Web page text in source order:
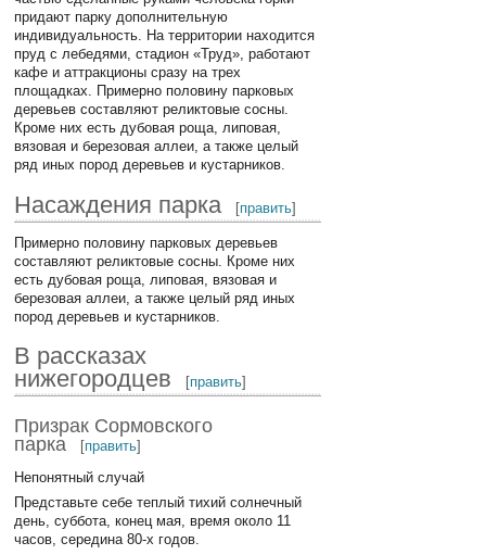
придают парку дополнительную
индивидуальность. На территории находится
пруд с лебедями, стадион «Труд», работают
кафе и аттракционы сразу на трех
площадках. Примерно половину парковых
деревьев составляют реликтовые сосны.
Кроме них есть дубовая роща, липовая,
вязовая и березовая аллеи, а также целый
ряд иных пород деревьев и кустарников.
Насаждения парка [править]
Примерно половину парковых деревьев
составляют реликтовые сосны. Кроме них
есть дубовая роща, липовая, вязовая и
березовая аллеи, а также целый ряд иных
пород деревьев и кустарников.
В рассказах
нижегородцев
[править]
Призрак Сормовского
парка
[править]
Непонятный случай
Представьте себе теплый тихий солнечный
день, суббота, конец мая, время около 11
часов, середина 80-х годов.